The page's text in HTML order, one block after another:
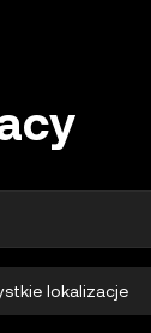
lokalizacje